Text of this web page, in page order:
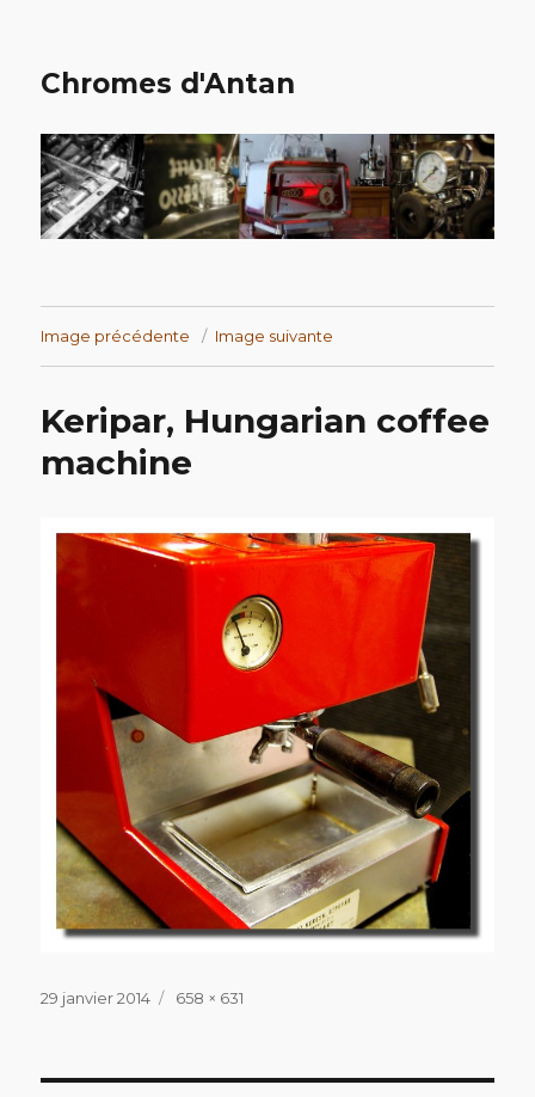
Chromes d'Antan
Image précédente Image suivante
Keripar, Hungarian coffee
machine
Publié
29 janvier 2014
Taille
658 × 631